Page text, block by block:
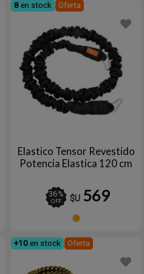
8 en stock Oferta
Elastico Tensor Revestido
Potencia Elastica 120 cm
36%
OFF $U 569
+10 en stock Oferta